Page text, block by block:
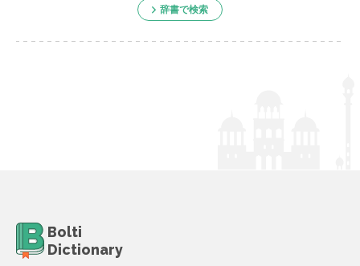
辞書で検索
Bolti
Dictionary